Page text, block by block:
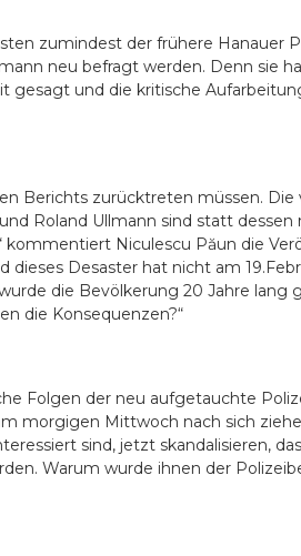
zumindest der frühere Hanauer
neu befragt werden. Denn sie
gesagt und die kritische
Berichts zurücktreten müssen. Die
Roland Ullmann sind statt dessen
kommentiert Niculescu Păun die Ver
dieses Desaster hat nicht am
die Bevölkerung 20 Jahre lang
die Konsequenzen?“
Folgen der neu aufgetauchte
morgigen Mittwoch nach sich
sind, jetzt skandalisieren,
Warum wurde ihnen der